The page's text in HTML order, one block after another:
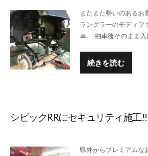
またまた勢いのあるお
ラングラーのモディフ
車。 納車後そのまま
続きを読む
シビックRRにセキュリティ施工!!
県外からプレミアムな